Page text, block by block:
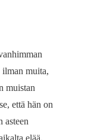
ilman muita,
muistan
että hän on
asteen
elää.